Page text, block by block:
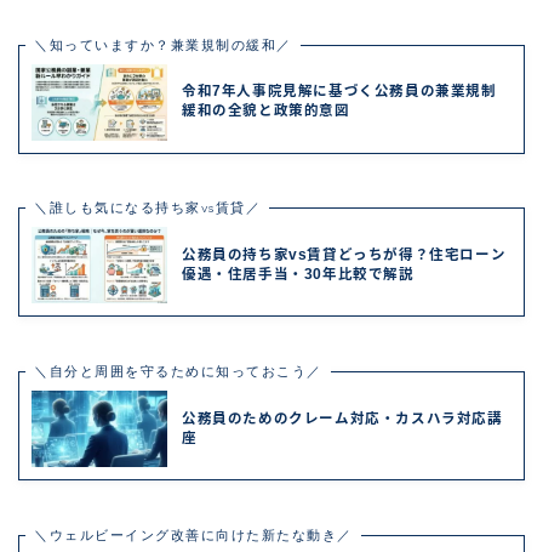
＼知っていますか？兼業規制の緩和／
令和7年人事院見解に基づく公務員の兼業規制
緩和の全貌と政策的意図
＼誰しも気になる持ち家vs賃貸／
公務員の持ち家vs賃貸どっちが得？住宅ローン
優遇・住居手当・30年比較で解説
＼自分と周囲を守るために知っておこう／
公務員のためのクレーム対応・カスハラ対応講
座
＼ウェルビーイング改善に向けた新たな動き／